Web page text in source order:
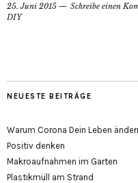
25. Juni 2015
Schreibe einen
DIY
NEUESTE BEITRÄGE
Warum Corona Dein Leben
Positiv denken
Makroaufnahmen im Garten
Plastikmüll am Strand